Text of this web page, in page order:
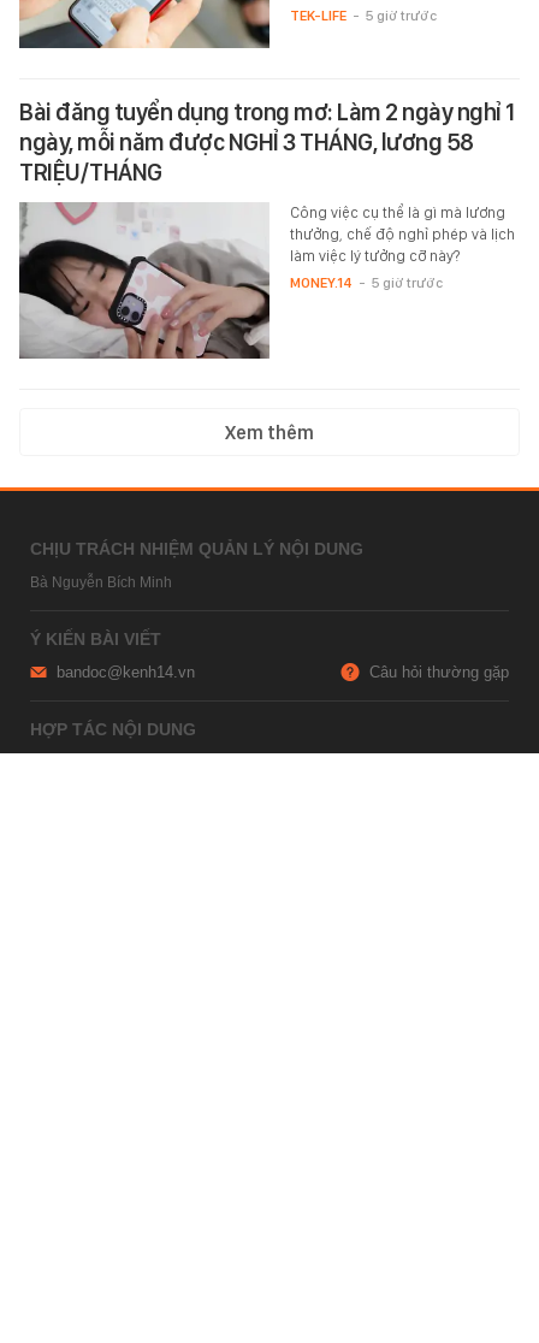
TEK-LIFE - 5 giờ trước
Bài đăng tuyển dụng trong mơ: Làm 2 ngày nghỉ 1
ngày, mỗi năm được NGHỈ 3 THÁNG, lương 58
TRIỆU/THÁNG
Công việc cụ thể là gì mà lương
thưởng, chế độ nghỉ phép và lịch
làm việc lý tưởng cỡ này?
MONEY.14 - 5 giờ trước
Xem thêm
CHỊU TRÁCH NHIỆM QUẢN LÝ NỘI DUNG
Bà Nguyễn Bích Minh
Ý KIẾN BÀI VIẾT
bandoc@kenh14.vn Câu hỏi thường gặp
HỢP TÁC NỘI DUNG